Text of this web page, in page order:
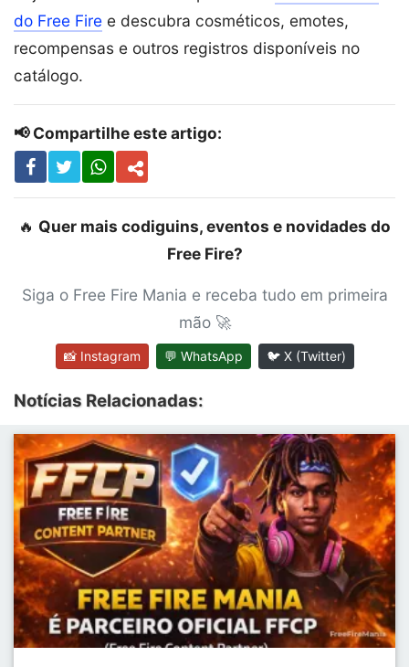
do Free Fire e descubra cosméticos, emotes,
recompensas e outros registros disponíveis no
catálogo.
📢 Compartilhe este artigo:
🔥 Quer mais codiguins, eventos e novidades do
Free Fire?
Siga o Free Fire Mania e receba tudo em primeira
mão 🚀
📸 Instagram 💬 WhatsApp 🐦 X (Twitter)
Notícias Relacionadas: